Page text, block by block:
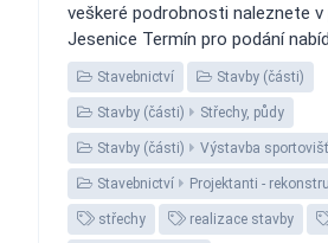
veškeré podrobnosti naleznete
Jesenice Termín pro podání
Stavebnictví Stavby (části)
Stavby (části) Střechy, půdy
Stavby (části) Výstavba sportovišť
Stavebnictví Projektanti -
střechy realizace stavby